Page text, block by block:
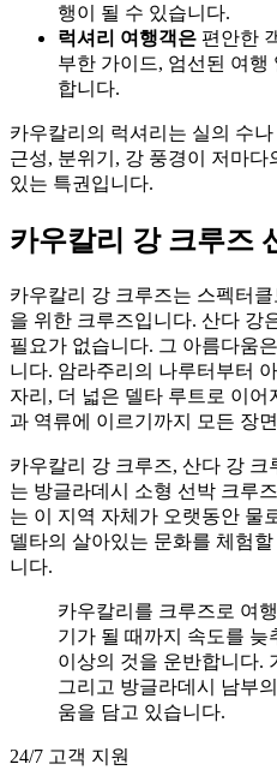
행이 될 수 있습니다.
럭셔리 여행객은 편안한
부한 가이드, 엄선된 여
합니다.
카우칼리의 럭셔리는 실의 수
근성, 분위기, 강 풍경이 저마
있는 특권입니다.
카우칼리 강 크루즈
카우칼리 강 크루즈는 스펙터
을 위한 크루즈입니다. 산다 강
필요가 없습니다. 그 아름다움
니다. 암라주리의 나루터부터
자리, 더 넓은 델타 루트로 이
과 역류에 이르기까지 모든 장
카우칼리 강 크루즈, 산다 강
는 방글라데시 소형 선박 크루
는 이 지역 자체가 오랫동안 물
델타의 살아있는 문화를 체험
니다.
카우칼리를 크루즈로 여
기가 될 때까지 속도를 늦
이상의 것을 운반합니다.
그리고 방글라데시 남부
움을 담고 있습니다.
24/7 고객 지원